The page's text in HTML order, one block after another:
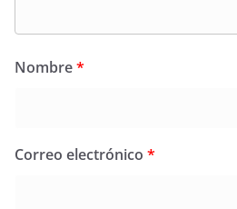
Nombre*
Correo electrónico *